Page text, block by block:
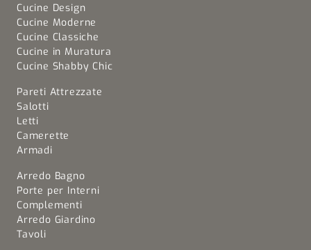
Cucine Design
Cucine Moderne
Cucine Classiche
Cucine in Muratura
Cucine Shabby Chic
Pareti Attrezzate
Salotti
Letti
Camerette
Armadi
Arredo Bagno
Porte per Interni
Complementi
Arredo Giardino
Tavoli